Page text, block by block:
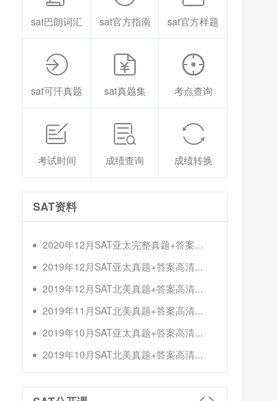
sat巴朗词汇 sat官方指南 sat官方样题
sat可汗真题 sat真题集 考点查询
考试时间 成绩查询 成绩转换
SAT资料
2020年12月SAT亚太完整真题+答案...
2019年12月SAT亚太真题+答案高清...
2019年12月SAT北美真题+答案高清...
2019年11月SAT北美真题+答案高清...
2019年10月SAT亚太真题+答案高清...
2019年10月SAT北美真题+答案高清...